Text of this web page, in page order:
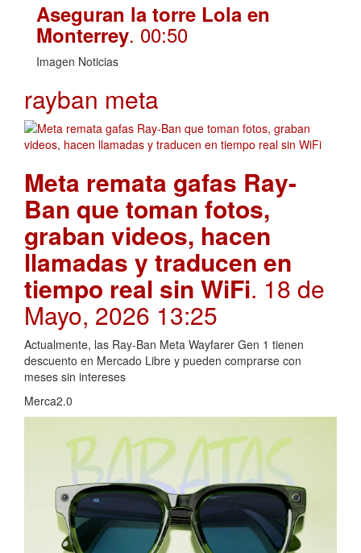
Aseguran la torre Lola en
Monterrey. 00:50
Imagen Noticias
rayban meta
Meta remata gafas Ray-
Ban que toman fotos,
graban videos, hacen
llamadas y traducen en
tiempo real sin WiFi. 18 de
Mayo, 2026 13:25
Actualmente, las Ray-Ban Meta Wayfarer Gen 1 tienen
descuento en Mercado Libre y pueden comprarse con
meses sin intereses
Merca2.0